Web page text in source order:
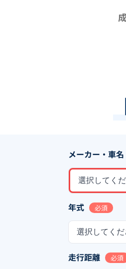
メーカー・車名
選択してく
年式 必須
選択してくだ
走行距離 必須